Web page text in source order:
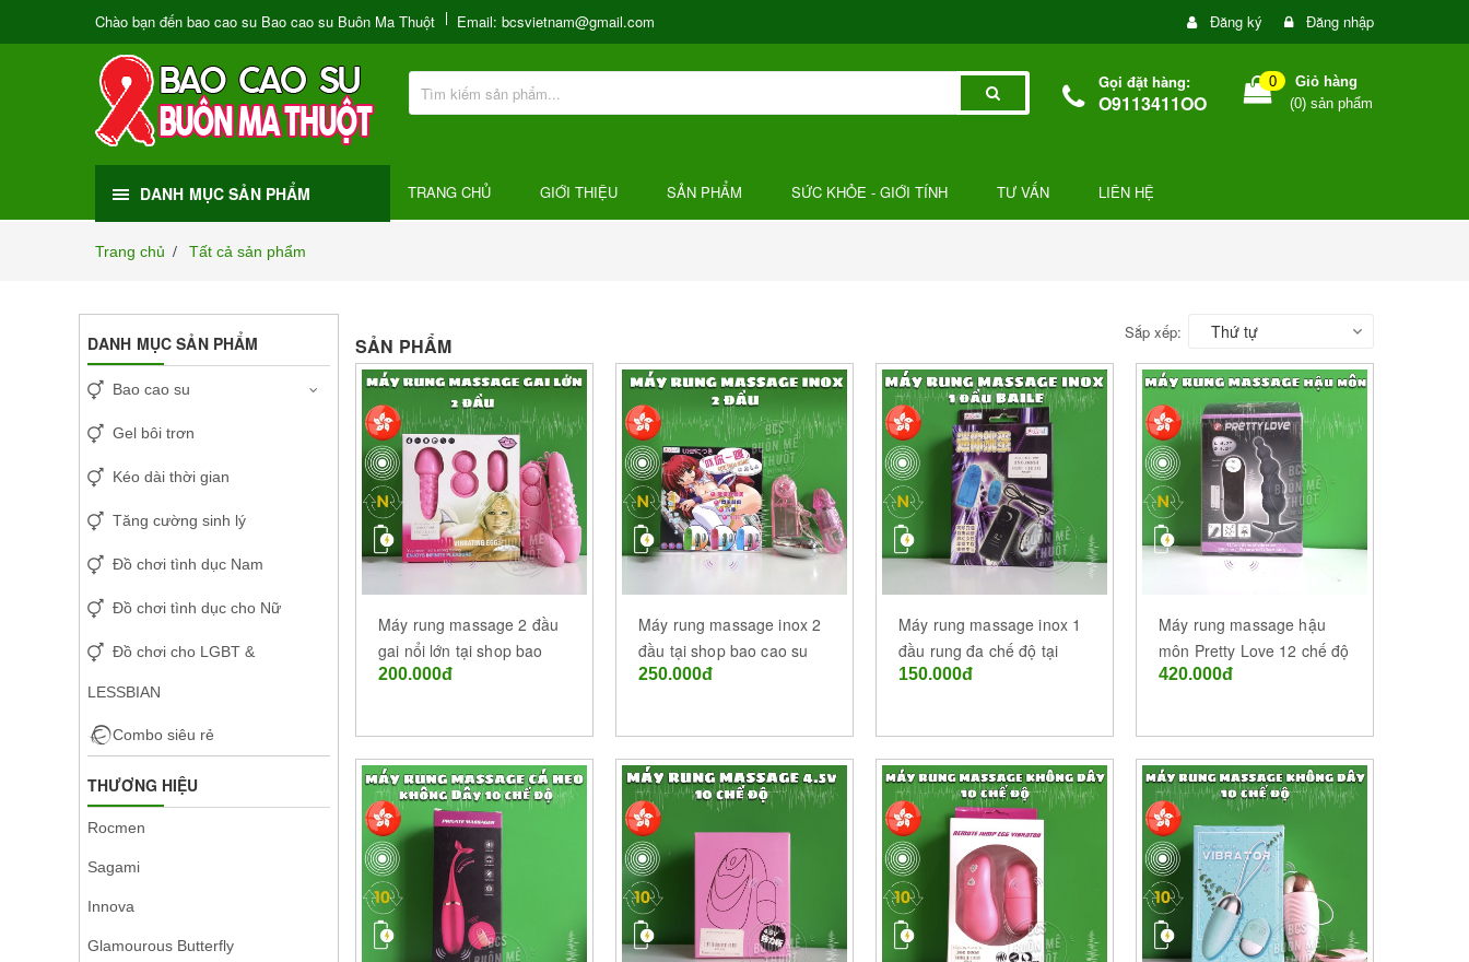
Chào bạn đến bao cao su Bao cao su Buôn Ma Thuột Email: bcsvietnam@gmail.com Đăng ký Đăng nhập
Gọi đặt hàng:
O9113411OO
0
Giỏ hàng
(0) sản phẩm
DANH MỤC SẢN PHẨM TRANG CHỦ GIỚI THIỆU SẢN PHẨM SỨC KHỎE - GIỚI TÍNH TƯ VẤN LIÊN HỆ
Trang chủ / Tất cả sản phẩm
SẢN PHẨM
Sắp xếp: Thứ tự
Máy rung massage 2 đầu
gai nổi lớn tại shop bao
cao su BMT Đắk Lắk
200.000đ
Máy rung massage inox 2
đầu tại shop bao cao su
Buôn Ma Thuột - Đắk Lắk
250.000đ
Máy rung massage inox 1
đầu rung đa chế độ tại
Buôn Ma Thuột (BMT) -
150.000đ
Máy rung massage hậu
môn Pretty Love 12 chế độ
tại Buôn Ma Thuột (BMT) -
420.000đ
DANH MỤC SẢN PHẨM
Bao cao su
Gel bôi trơn
Kéo dài thời gian
Tăng cường sinh lý
Đồ chơi tình dục Nam
Đồ chơi tình dục cho Nữ
Đồ chơi cho LGBT &
LESSBIAN
Combo siêu rẻ
THƯƠNG HIỆU
Rocmen
Sagami
Innova
Glamourous Butterfly